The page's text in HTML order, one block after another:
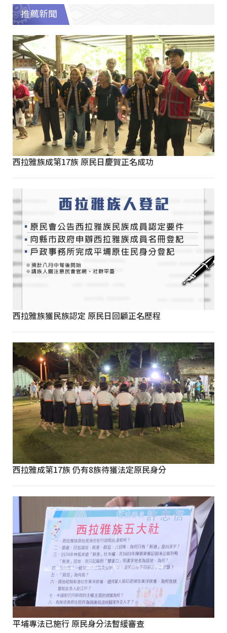
推薦新聞
西拉雅族成第17族 原民日慶賀正名成功
西拉雅族獲民族認定 原民日回顧正名歷程
西拉雅成第17族 仍有8族待獲法定原民身分
平埔專法已施行 原民身分法暫緩審查